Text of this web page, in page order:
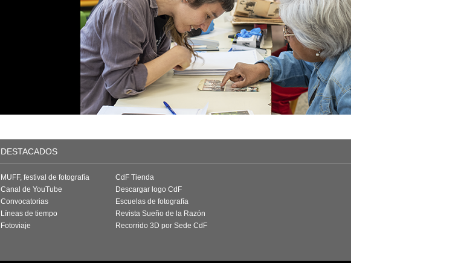
DESTACADOS
MUFF, festival de fotografía
Canal de YouTube
Convocatorias
Líneas de tiempo
Fotoviaje
CdF Tienda
Descargar logo CdF
Escuelas de fotografía
Revista Sueño de la Razón
Recorrido 3D por Sede CdF